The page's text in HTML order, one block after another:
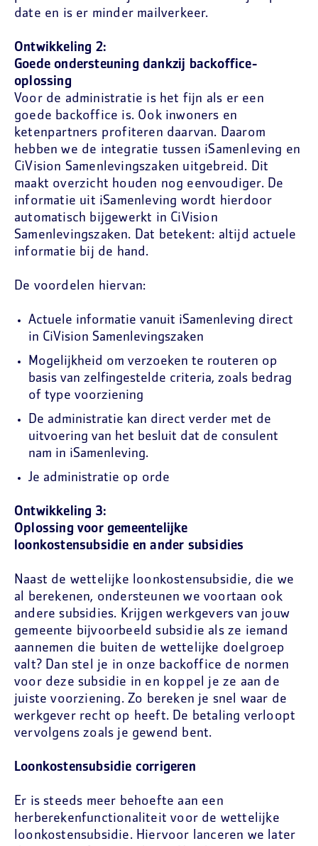
date en is er minder mailverkeer.
Ontwikkeling 2:
Goede ondersteuning dankzij backoffice-
oplossing
Voor de administratie is het fijn als er een
goede backoffice is. Ook inwoners en
ketenpartners profiteren daarvan. Daarom
hebben we de integratie tussen iSamenleving en
CiVision Samenlevingszaken uitgebreid. Dit
maakt overzicht houden nog eenvoudiger. De
informatie uit iSamenleving wordt hierdoor
automatisch bijgewerkt in CiVision
Samenlevingszaken. Dat betekent: altijd actuele
informatie bij de hand.
De voordelen hiervan:
Actuele informatie vanuit iSamenleving direct
in CiVision Samenlevingszaken
Mogelijkheid om verzoeken te routeren op
basis van zelfingestelde criteria, zoals bedrag
of type voorziening
De administratie kan direct verder met de
uitvoering van het besluit dat de consulent
nam in iSamenleving.
Je administratie op orde
Ontwikkeling 3:
Oplossing voor gemeentelijke
loonkostensubsidie en ander subsidies
Naast de wettelijke loonkostensubsidie, die we
al berekenen, ondersteunen we voortaan ook
andere subsidies. Krijgen werkgevers van jouw
gemeente bijvoorbeeld subsidie als ze iemand
aannemen die buiten de wettelijke doelgroep
valt? Dan stel je in onze backoffice de normen
voor deze subsidie in en koppel je ze aan de
juiste voorziening. Zo bereken je snel waar de
werkgever recht op heeft. De betaling verloopt
vervolgens zoals je gewend bent.
Loonkostensubsidie corrigeren
Er is steeds meer behoefte aan een
herberekenfunctionaliteit voor de wettelijke
loonkostensubsidie. Hiervoor lanceren we later